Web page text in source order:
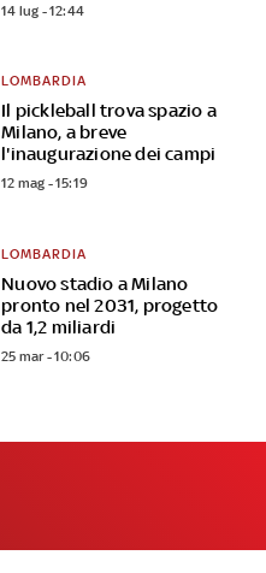
14 lug - 12:44
Il pickleball trova spazio a
Milano, a breve
l'inaugurazione dei campi
LOMBARDIA
12 mag - 15:19
Nuovo stadio a Milano
pronto nel 2031, progetto
da 1,2 miliardi
LOMBARDIA
25 mar - 10:06